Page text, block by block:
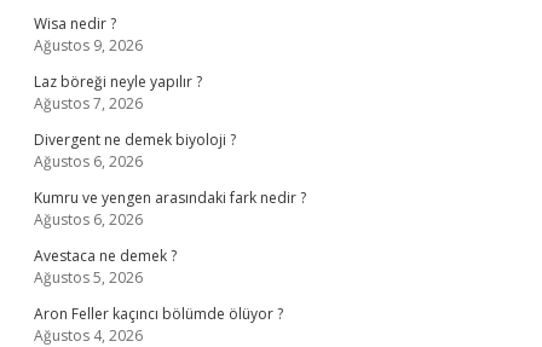
Wisa nedir ?
Ağustos 9, 2026
Laz böreği neyle yapılır ?
Ağustos 7, 2026
Divergent ne demek biyoloji ?
Ağustos 6, 2026
Kumru ve yengen arasındaki fark nedir ?
Ağustos 6, 2026
Avestaca ne demek ?
Ağustos 5, 2026
Aron Feller kaçıncı bölümde ölüyor ?
Ağustos 4, 2026